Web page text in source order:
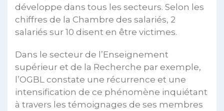
développe dans tous les secteurs. Selon les
chiffres de la Chambre des salariés, 2
salariés sur 10 disent en être victimes.
Dans le secteur de l’Enseignement
supérieur et de la Recherche par exemple,
l’OGBL constate une récurrence et une
intensification de ce phénomène inquiétant
à travers les témoignages de ses membres